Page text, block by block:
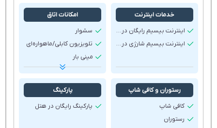
ترانسفر فرودگاهی
اتاق خانوادگی
پذیرش ۲۴ ساعته
کافی نت
خدمات اینترنت
اینترنت بیسیم رایگان در لابی
اینترنت بیسیم شارژی در لابی
امکانات اتاق
سشوار
تلویزیون کابلی/ماهواره‌ای
مینی بار
تهویه مطبوع
بالکن آفتاب گیر
صبحانه در اتاق
گاوصندوق
رستوران و کافی شاپ
کافی شاپ
رستوران
پارکینگ
پارکینگ رایگان در هتل